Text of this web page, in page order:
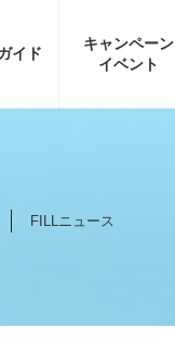
イド
キャンペーン
イベント
FILLニュース